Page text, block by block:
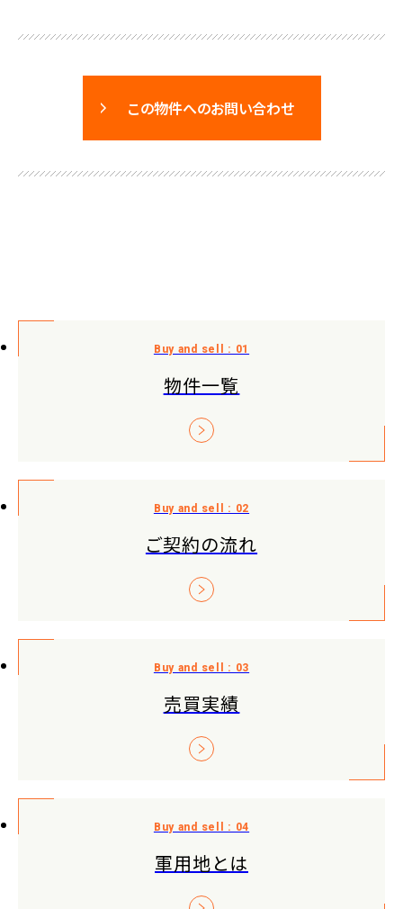
この物件へのお問い合わせ
物件一覧
ご契約の流れ
売買実績
軍用地とは